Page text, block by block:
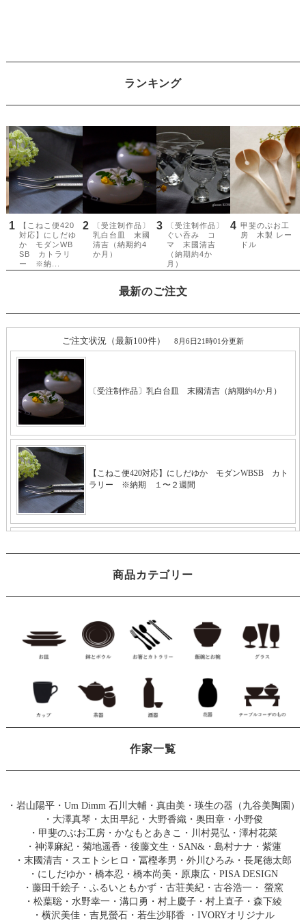
ランキング
最新のご注文
商品カテゴリー
作家一覧
・ 岩山陽平・ Um Dimm 石川大輔・真由美 ・ 瑛生の器（九谷美陶園）
・ 大澤真琴 ・ 太田早紀 ・ 大野香織 ・ 奥田章 ・ 小野俊
・ 甲斐のぶお工房 ・ かなもとあきこ ・ 川村晃弘 ・ 澤村花菜
・ 神澤麻紀・ 菊地遥香 ・ 後藤文生 ・ SAN& ・ 島村ナナ ・ 紫蓮
・ 末國清吉 ・ スエトシヒロ ・ 冨樫孝男 ・ 外川ひろみ ・ 長尾徳太郎
・ にしだゆか ・ 橋本忍 ・ 橋本尚美 ・ 原康広 ・ PISA DESIGN
・ 藤田千絵子 ・ ふるいともかず ・ 古荘美紀 ・ 古谷浩一 ・ 螢窯
・ 松葉聡 ・ 水野幸一 ・ 溝口勇 ・ 村上慶子 ・ 村上直子 ・ 森下綾
・ 横沢美佳・ 吉見螢石・ 若生沙耶香 ・ IVORYオリジナル